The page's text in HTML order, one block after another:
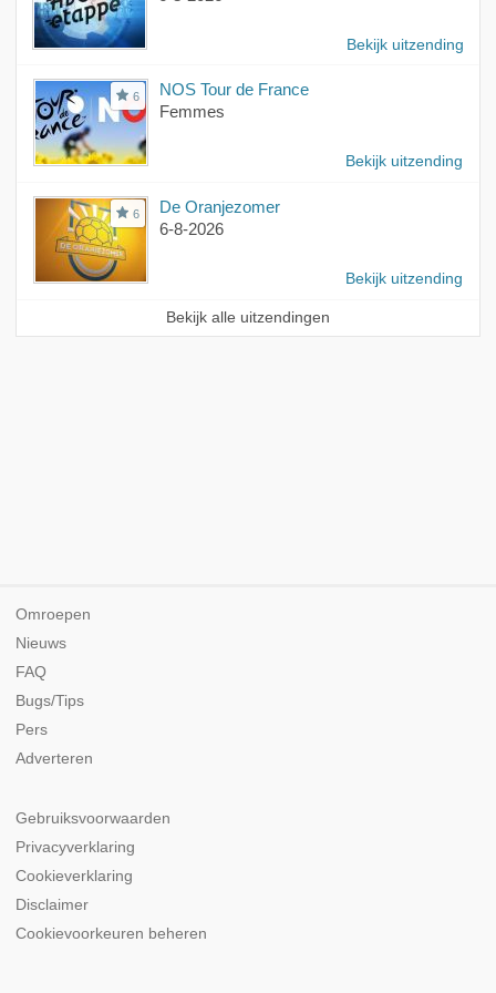
Bekijk uitzending
6
NOS Tour de France
Femmes
Bekijk uitzending
6
De Oranjezomer
6-8-2026
Bekijk uitzending
Bekijk alle uitzendingen
Omroepen
Nieuws
FAQ
Bugs/Tips
Pers
Adverteren
Gebruiksvoorwaarden
Privacyverklaring
Cookieverklaring
Disclaimer
Cookievoorkeuren beheren